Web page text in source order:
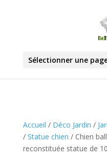
Sélectionner une
Accueil / Déco Jardin /
/ Statue chien / Chien
reconstituée statue de